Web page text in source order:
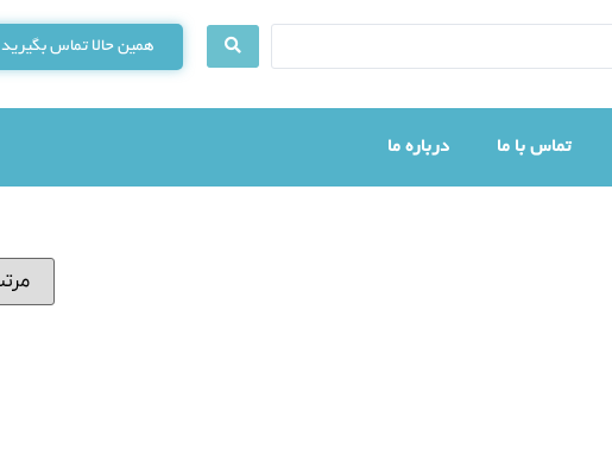
همین حالا تماس بگیرید
تماس با ما درباره ما